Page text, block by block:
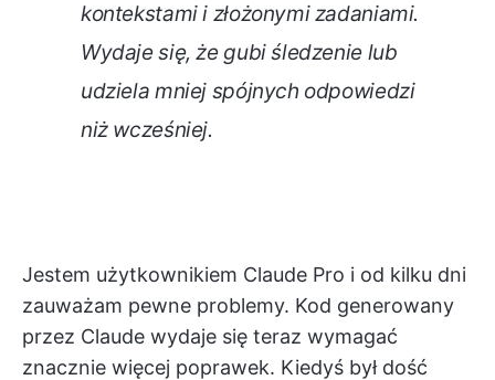
kontekstami i złożonymi zadaniami.
Wydaje się, że gubi śledzenie lub
udziela mniej spójnych odpowiedzi
niż wcześniej.
Jestem użytkownikiem Claude Pro i od kilku dni
zauważam pewne problemy. Kod generowany
przez Claude wydaje się teraz wymagać
znacznie więcej poprawek. Kiedyś był dość